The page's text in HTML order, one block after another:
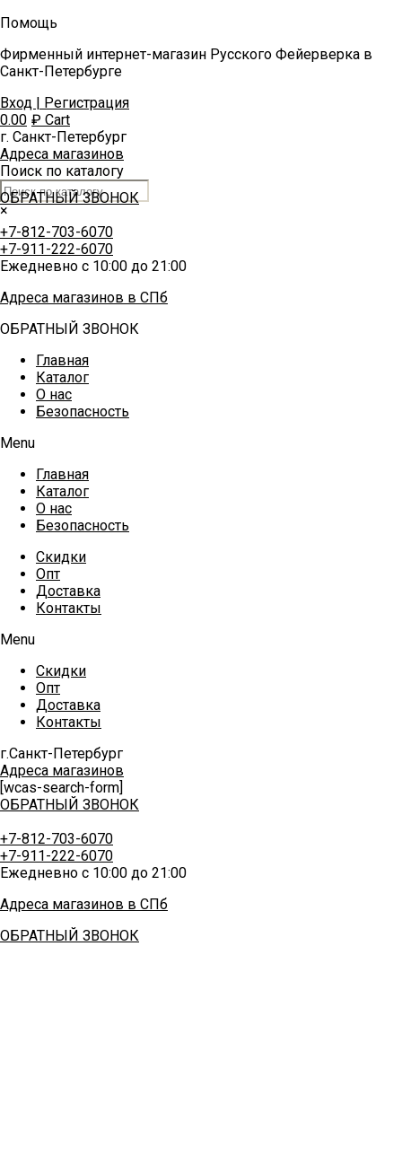
Помощь
Фирменный интернет-магазин Русского Фейерверка в
Санкт-Петербурге
Вход | Регистрация
0.00 ₽ Cart
г. Санкт-Петербург
Адреса магазинов
Поиск по каталогу
×
ОБРАТНЫЙ ЗВОНОК
+7-812-703-6070
+7-911-222-6070
Ежедневно с 10:00 до 21:00
Адреса магазинов в СПб
ОБРАТНЫЙ ЗВОНОК
Главная
Каталог
О нас
Безопасность
Menu
Главная
Каталог
О нас
Безопасность
Скидки
Опт
Доставка
Контакты
Menu
Скидки
Опт
Доставка
Контакты
г.Санкт-Петербург
Адреса магазинов
[wcas-search-form]
ОБРАТНЫЙ ЗВОНОК
+7-812-703-6070
+7-911-222-6070
Ежедневно с 10:00 до 21:00
Адреса магазинов в СПб
ОБРАТНЫЙ ЗВОНОК